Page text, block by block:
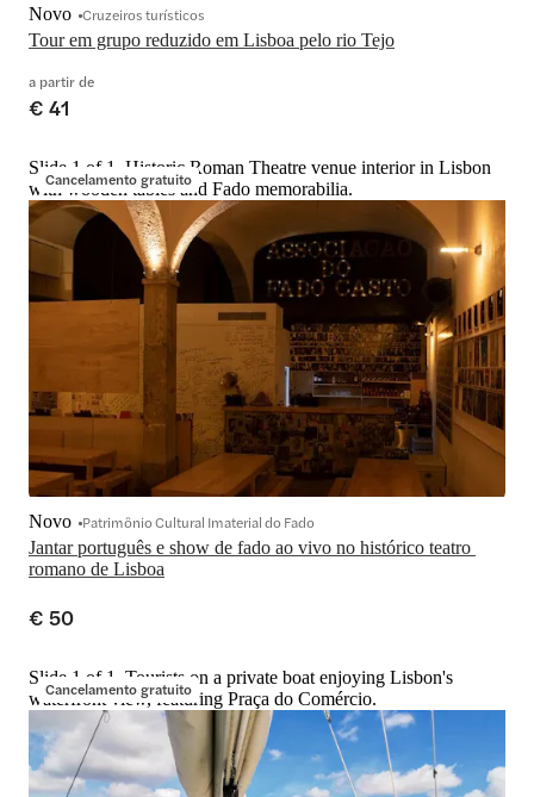
Tour em grupo reduzido em Lisboa pelo rio Tejo
Novo Cruzeiros turísticos
a partir de
€ 41
Cancelamento gratuito
Slide 1 of 1, Historic Roman Theatre venue interior in Lisbon
with wooden tables and Fado memorabilia.
Jantar português e show de fado ao vivo no histórico teatro
romano de Lisboa
Novo Patrimônio Cultural Imaterial do Fado
€ 50
Cancelamento gratuito
Slide 1 of 1, Tourists on a private boat enjoying Lisbon's
waterfront view, featuring Praça do Comércio.